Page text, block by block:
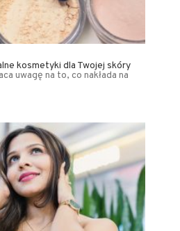
kosmetyki dla Twojej skóry
uwagę na to, co nakłada na